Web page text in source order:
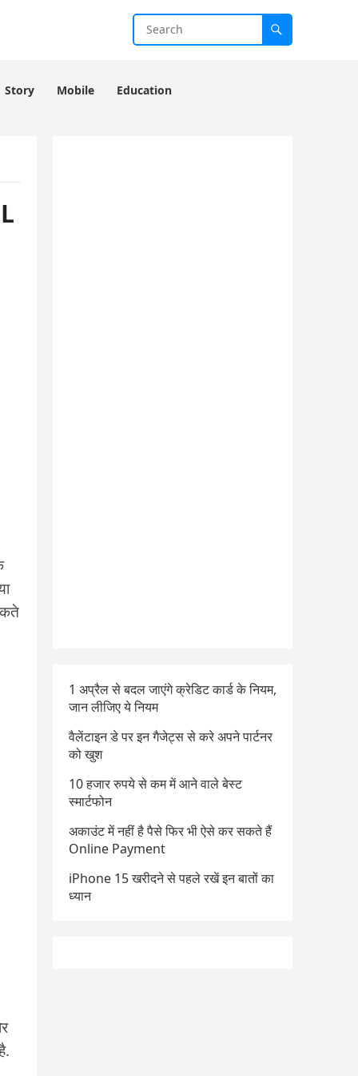
Story Mobile Education
1 अप्रैल से बदल जाएंगे क्रेडिट कार्ड के नियम,
जान लीजिए ये नियम
वैलेंटाइन डे पर इन गैजेट्स से करे अपने पार्टनर
को खुश
10 हजार रुपये से कम में आने वाले बेस्ट
स्मार्टफोन
अकाउंट में नहीं है पैसे फिर भी ऐसे कर सकते हैं
Online Payment
iPhone 15 खरीदने से पहले रखें इन बातों का
ध्यान